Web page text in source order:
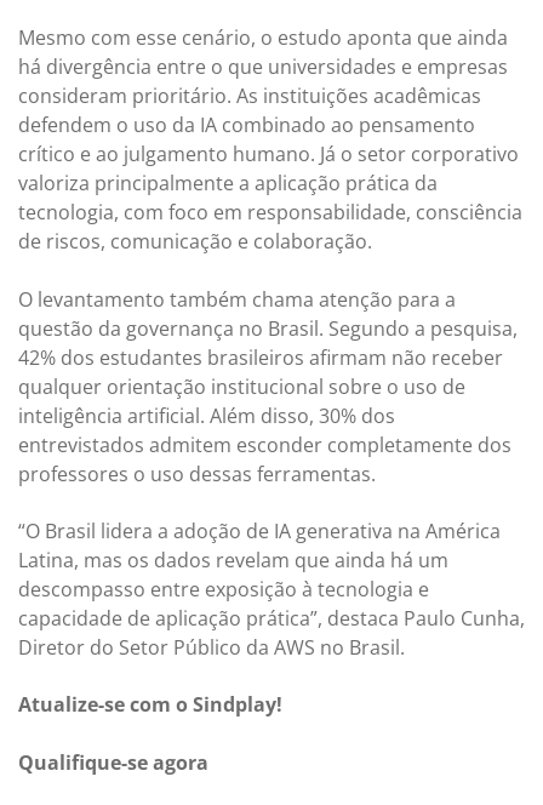
Mesmo com esse cenário, o estudo aponta que ainda
há divergência entre o que universidades e empresas
consideram prioritário. As instituições acadêmicas
defendem o uso da IA combinado ao pensamento
crítico e ao julgamento humano. Já o setor corporativo
valoriza principalmente a aplicação prática da
tecnologia, com foco em responsabilidade, consciência
de riscos, comunicação e colaboração.
O levantamento também chama atenção para a
questão da governança no Brasil. Segundo a pesquisa,
42% dos estudantes brasileiros afirmam não receber
qualquer orientação institucional sobre o uso de
inteligência artificial. Além disso, 30% dos
entrevistados admitem esconder completamente dos
professores o uso dessas ferramentas.
“O Brasil lidera a adoção de IA generativa na América
Latina, mas os dados revelam que ainda há um
descompasso entre exposição à tecnologia e
capacidade de aplicação prática”, destaca Paulo Cunha,
Diretor do Setor Público da AWS no Brasil.
Atualize-se com o Sindplay!
Qualifique-se agora